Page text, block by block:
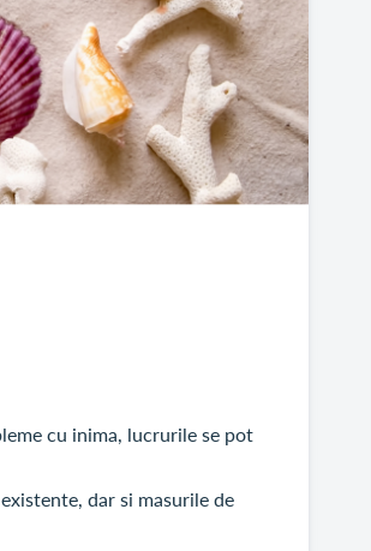
cu inima, lucrurile se pot
dar si masurile de